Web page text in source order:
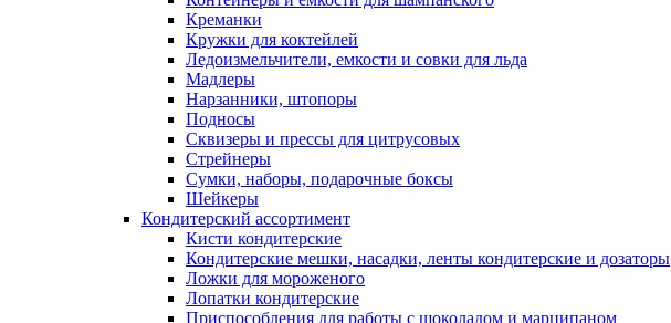
Креманки
Кружки для коктейлей
Ледоизмельчители, емкости и совки для льда
Мадлеры
Нарзанники, штопоры
Подносы
Сквизеры и прессы для цитрусовых
Стрейнеры
Сумки, наборы, подарочные боксы
Шейкеры
Кондитерский ассортимент
Кисти кондитерские
Кондитерские мешки, насадки, ленты кондитерские и дозаторы
Ложки для мороженого
Лопатки кондитерские
Приспособления для работы с шоколадом и марципаном